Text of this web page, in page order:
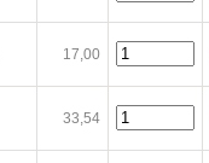
17,00
33,54